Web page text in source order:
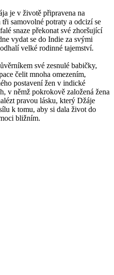
je v životě připravena na
samovolné potraty a odcizí se
snaze překonat své zhoršující
vydat se do Indie za svými
velké rodinné tajemství.
své zesnulé babičky,
čelit mnoha omezením,
postavení žen v indické
v němž pokrokově založená žena
pravou lásku, který Džáje
k tomu, aby si dala život do
bližním.